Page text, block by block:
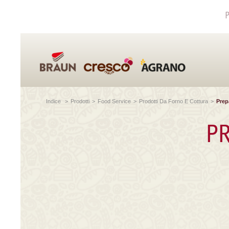
Indice > Prodotti > Food Service > Prodotti Da Forno E Cottura >